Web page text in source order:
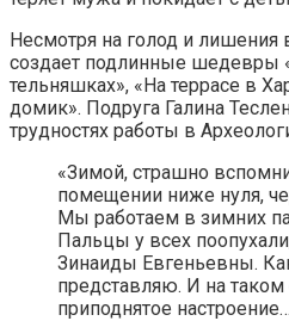
Несмотря на голод и лишения
создает подлинные шедевры
тельняшках», «На террасе в
домик». Подруга Галина
трудностях работы в
«Зимой, страшно
помещении ниже нуля,
Мы работаем в зимних
Пальцы у всех
Зинаиды Евгеньевны.
представляю. И на
приподнятое